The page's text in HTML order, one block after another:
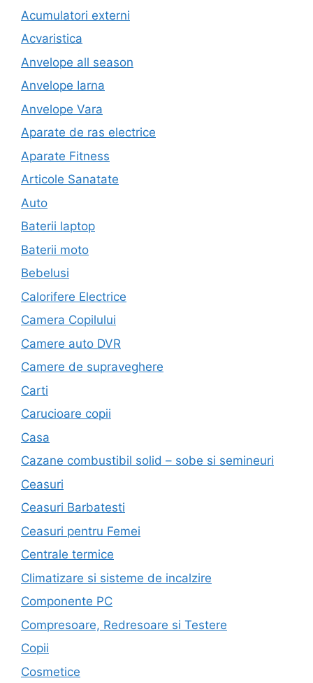
Acumulatori externi
Acvaristica
Anvelope all season
Anvelope Iarna
Anvelope Vara
Aparate de ras electrice
Aparate Fitness
Articole Sanatate
Auto
Baterii laptop
Baterii moto
Bebelusi
Calorifere Electrice
Camera Copilului
Camere auto DVR
Camere de supraveghere
Carti
Carucioare copii
Casa
Cazane combustibil solid – sobe si semineuri
Ceasuri
Ceasuri Barbatesti
Ceasuri pentru Femei
Centrale termice
Climatizare si sisteme de incalzire
Componente PC
Compresoare, Redresoare si Testere
Copii
Cosmetice